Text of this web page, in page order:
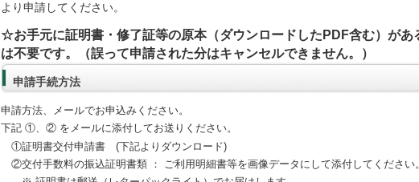
より申請してください。
☆お手元に証明書・修了証等の原本（ダウンロードしたPDF含む）があ
は不要です。（誤って申請された分はキャンセルできません。）
申請手続方法
申請方法、メールでお申込みください。
下記 ①、② をメールに添付してお送りください。
①証明書交付申請書 (下記よりダウンロード)
②交付手数料の振込証明書類 ： ご利用明細書等を画像データにして添付してください。